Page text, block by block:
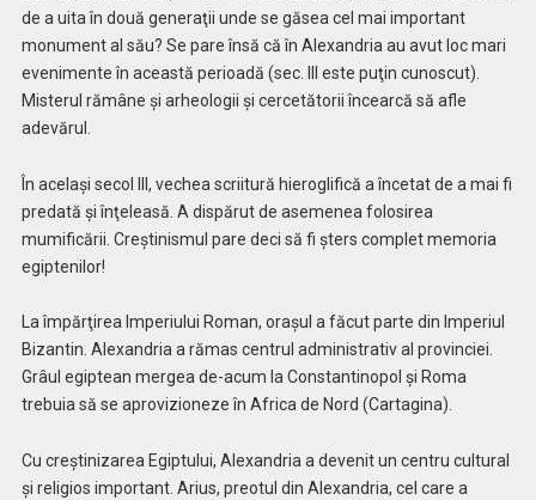
de a uita în două generaţii unde se găsea cel mai important
monument al său? Se pare însă că în Alexandria au avut loc mari
evenimente în această perioadă (sec. III este puţin cunoscut).
Misterul rămâne şi arheologii şi cercetătorii încearcă să afle
adevărul.
În acelaşi secol III, vechea scriitură hieroglifică a încetat de a mai fi
predată şi înţeleasă. A dispărut de asemenea folosirea
mumificării. Creştinismul pare deci să fi şters complet memoria
egiptenilor!
La împărţirea Imperiului Roman, oraşul a făcut parte din Imperiul
Bizantin. Alexandria a rămas centrul administrativ al provinciei.
Grâul egiptean mergea de-acum la Constantinopol şi Roma
trebuia să se aprovizioneze în Africa de Nord (Cartagina).
Cu creştinizarea Egiptului, Alexandria a devenit un centru cultural
şi religios important. Arius, preotul din Alexandria, cel care a